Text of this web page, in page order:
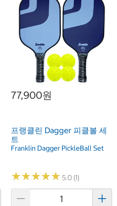
77,900원
프랭클린 Dagger 피클볼 세
트
Franklin Dagger PickleBall Set
★★★★★
★★★★★ 5.0 (1)